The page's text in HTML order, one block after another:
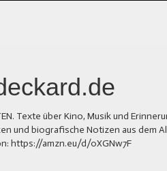
Texte über Kino, Musik und
und biografische Notizen aus dem
https://amzn.eu/d/0XGNw7F